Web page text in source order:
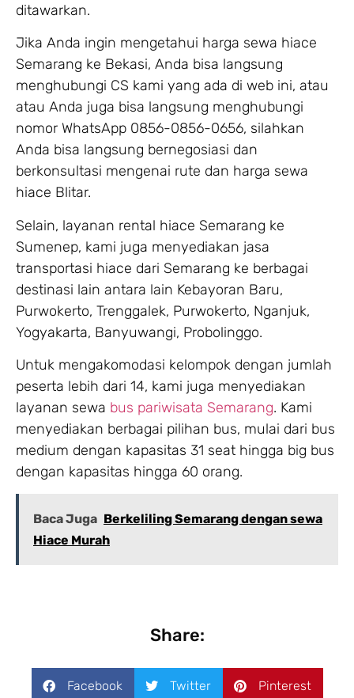
ditawarkan.
Jika Anda ingin mengetahui harga sewa hiace
Semarang ke Bekasi, Anda bisa langsung
menghubungi CS kami yang ada di web ini, atau
atau Anda juga bisa langsung menghubungi
nomor WhatsApp 0856-0856-0656, silahkan
Anda bisa langsung bernegosiasi dan
berkonsultasi mengenai rute dan harga sewa
hiace Blitar.
Selain, layanan rental hiace Semarang ke
Sumenep, kami juga menyediakan jasa
transportasi hiace dari Semarang ke berbagai
destinasi lain antara lain Kebayoran Baru,
Purwokerto, Trenggalek, Purwokerto, Nganjuk,
Yogyakarta, Banyuwangi, Probolinggo.
Untuk mengakomodasi kelompok dengan jumlah
peserta lebih dari 14, kami juga menyediakan
layanan sewa bus pariwisata Semarang. Kami
menyediakan berbagai pilihan bus, mulai dari bus
medium dengan kapasitas 31 seat hingga big bus
dengan kapasitas hingga 60 orang.
Baca Juga Berkeliling Semarang dengan sewa
Hiace Murah
Share:
Facebook Twitter Pinterest